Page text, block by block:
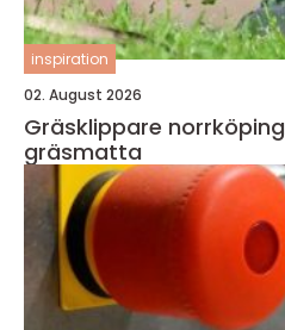
inspiration
02. August 2026
Gräsklippare norrköping rätt maskin, bättre
gräsmatta